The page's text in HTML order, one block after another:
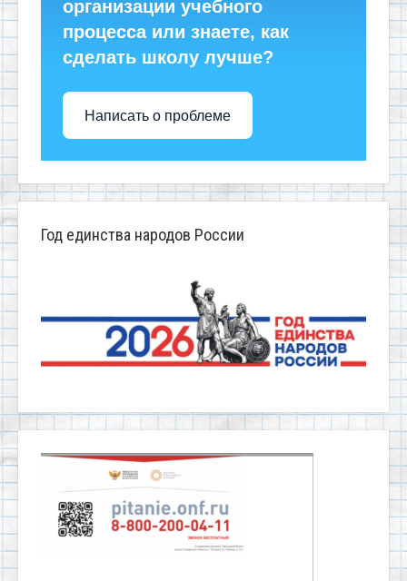
организации учебного
процесса или знаете, как
сделать школу лучше?
Написать о проблеме
Год единства народов России